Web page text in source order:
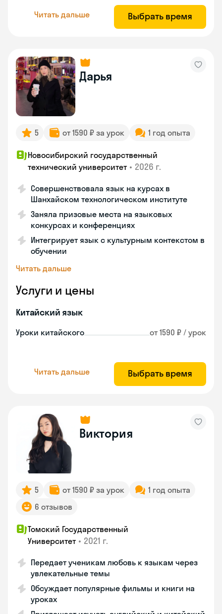
Читать дальше Выбрать время
Дарья
5 от 1590 ₽ за урок 1 год опыта
Новосибирский государственный
технический университет • 2026 г.
Совершенствовала язык на курсах в
Шанхайском технологическом институте
Заняла призовые места на языковых
конкурсах и конференциях
Интегрирует язык с культурным контекстом в
обучении
Читать дальше
Услуги и цены
Китайский язык
Уроки китайского от 1590 ₽ / урок
Читать дальше Выбрать время
Виктория
5 от 1590 ₽ за урок
1 год опыта
6 отзывов
Томский Государственный
Университет • 2021 г.
Передает ученикам любовь к языкам через
увлекательные темы
Обсуждает популярные фильмы и книги на
уроках